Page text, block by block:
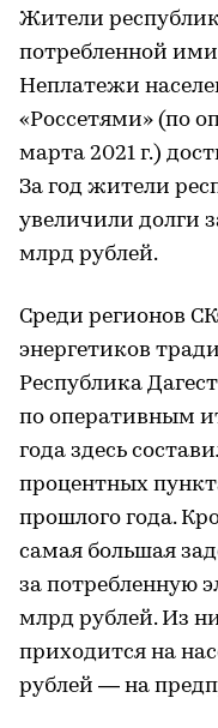
Жители
потребленной
Неплатежи
«Россетями» (по
марта 2021 г.)
За год жители
увеличили долги
млрд рублей.
Среди регионов
энергетиков
Республика
по оперативным
года здесь
процентных
прошлого года.
самая большая
за потребленную
млрд рублей. Из
приходится на
рублей — на